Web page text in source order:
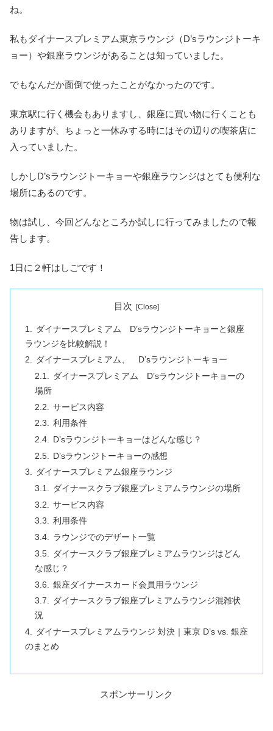
ね。
私もダイナースプレミアム東京ラウンジ（D’sラウンジトーキ
ョー）や銀座ラウンジがあることは知っていました。
でもなんだか面倒で使ったことがなかったのです。
東京駅に行く機会もありますし、銀座に買い物に行くことも
ありますが、ちょっと一休みする時にはその辺りの喫茶店に
入っていました。
しかしD’sラウンジトーキョーや銀座ラウンジはとても便利な
場所にあるのです。
物は試し、今回どんなところか試しに行ってみましたので報
告します。
1日に２軒はしごです！
目次
ダイナースプレミアム D’sラウンジトーキョーと銀座
ラウンジを比較解説！
ダイナースプレミアム、 D’sラウンジトーキョー
ダイナースプレミアム D’sラウンジトーキョーの
場所
サービス内容
利用条件
D’sラウンジトーキョーはどんな感じ？
D’sラウンジトーキョーの感想
ダイナースプレミアム銀座ラウンジ
ダイナースクラブ銀座プレミアムラウンジの場所
サービス内容
利用条件
ラウンジでのデザート一覧
ダイナースクラブ銀座プレミアムラウンジはどん
な感じ？
銀座ダイナースカード会員用ラウンジ
ダイナースクラブ銀座プレミアムラウンジ混雑状
況
ダイナースプレミアムラウンジ 対決｜東京 D’s vs. 銀座
のまとめ
スポンサーリンク